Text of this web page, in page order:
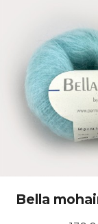
Bella